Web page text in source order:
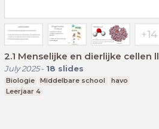
2.1 Menselijke en dierlijke cellen ll
July 2025- 18 slides
Biologie Middelbare school
havo
Leerjaar 4